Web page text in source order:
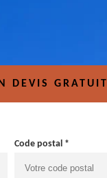
DEVIS GRATUIT
Code postal *